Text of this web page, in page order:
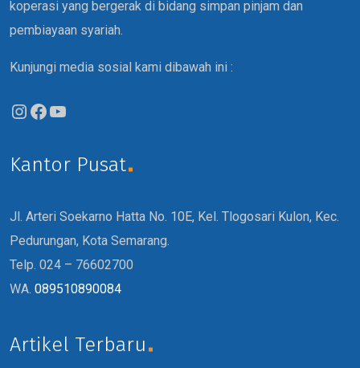
koperasi yang bergerak di bidang simpan pinjam dan
pembiayaan syariah.
Kunjungi media sosial kami dibawah ini :
Kantor Pusat
Jl. Arteri Soekarno Hatta No. 10E, Kel. Tlogosari Kulon, Kec.
Pedurungan, Kota Semarang.
Telp. 024 – 76602700
WA. 089510890084
Artikel Terbaru